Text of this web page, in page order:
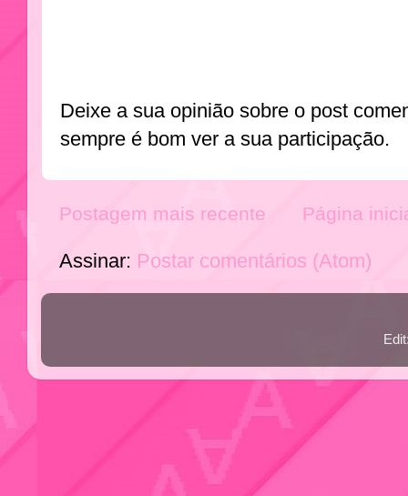
Deixe a sua opinião sobre o post
sempre é bom ver a sua participação.
Postagem mais recente Página
Assinar: Postar comentários (Atom)